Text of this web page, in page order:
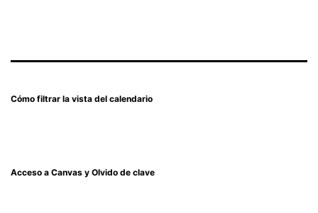
Cómo filtrar la vista del calendario
Acceso a Canvas y Olvido de clave